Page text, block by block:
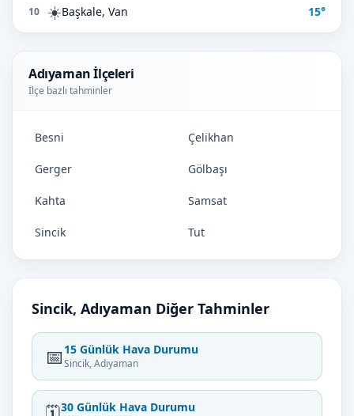
10 ☀️Başkale, Van 15°
Adıyaman İlçeleri
İlçe bazlı tahminler
Besni Çelikhan
Gerger Gölbaşı
Kahta Samsat
Sincik Tut
Sincik, Adıyaman Diğer Tahminler
📅 15 Günlük Hava Durumu
Sincik, Adıyaman
30 Günlük Hava Durumu